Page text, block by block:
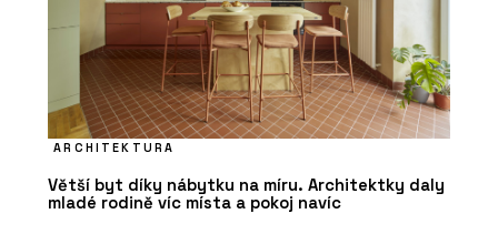
ARCHITEKTURA
Větší byt díky nábytku na míru. Architektky daly
mladé rodině víc místa a pokoj navíc